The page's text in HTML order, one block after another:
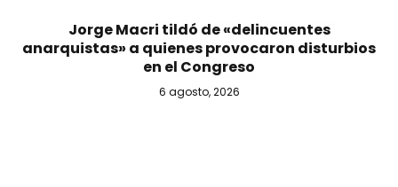
Jorge Macri tildó de «delincuentes
anarquistas» a quienes provocaron disturbios
en el Congreso
6 agosto, 2026